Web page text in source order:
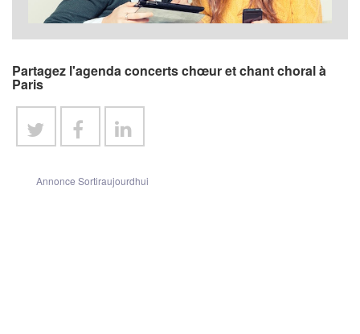
Partagez l'agenda concerts chœur et chant choral à
Paris
Annonce Sortiraujourdhui